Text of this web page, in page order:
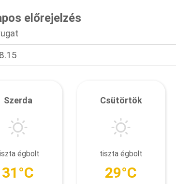
előrejelzés
Szerda
égbolt
31°C
Csütörtök
tiszta égbolt
29°C